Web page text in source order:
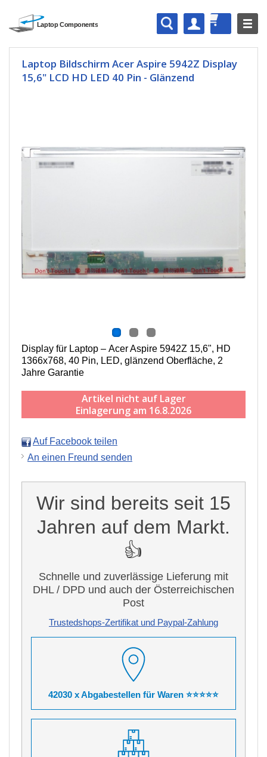
Laptop Bildschirm Acer Aspire 5942Z Display
15,6" LCD HD LED 40 Pin - Glänzend
Display für Laptop – Acer Aspire 5942Z 15,6", HD
1366x768, 40 Pin, LED, g länzend Oberfläche, 2
Jahre Garantie
Artikel nicht auf Lager
Einlagerung am 16.8.2026
Auf Facebook teilen
An einen Freund senden
Wir sind bereits seit 15
Jahren auf dem Markt.
👍
Schnelle und zuverlässige Lieferung mit
DHL / DPD und auch der Österreichischen
Post
Trustedshops-Zertifikat und Paypal-Zahlung
42030 x Abgabestellen für Waren ⭐⭐⭐⭐⭐